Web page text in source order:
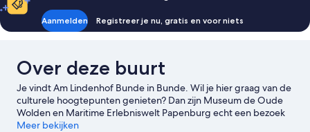
Aanmelden Registreer je nu, gratis en voor niets
Over deze buurt
Je vindt Am Lindenhof Bunde in Bunde. Wil je hier graag van de
culturele hoogtepunten genieten? Dan zijn Museum de Oude
Wolden en Maritime Erlebniswelt Papenburg echt een bezoek
waard. Een aantal andere attracties in de omgeving vind je bij
Meer bekijken